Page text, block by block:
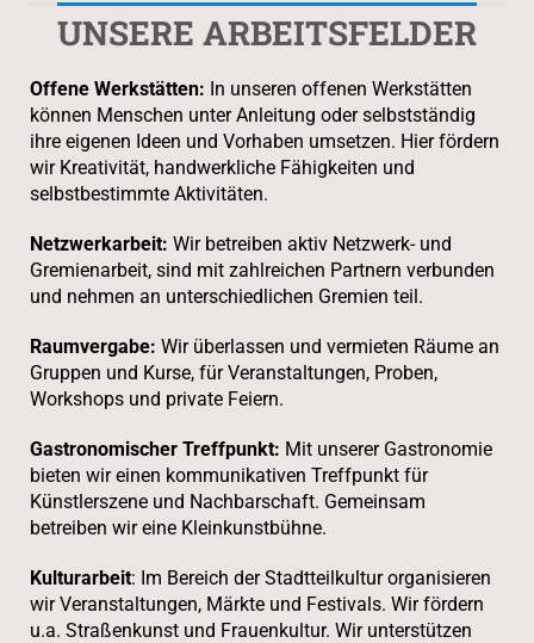
UNSERE ARBEITSFELDER
Offene Werkstätten: In unseren offenen Werkstätten
können Menschen unter Anleitung oder selbstständig
ihre eigenen Ideen und Vorhaben umsetzen. Hier fördern
wir Kreativität, handwerkliche Fähigkeiten und
selbstbestimmte Aktivitäten.
Netzwerkarbeit: Wir betreiben aktiv Netzwerk- und
Gremienarbeit, sind mit zahlreichen Partnern verbunden
und nehmen an unterschiedlichen Gremien teil.
Raumvergabe: Wir überlassen und vermieten Räume an
Gruppen und Kurse, für Veranstaltungen, Proben,
Workshops und private Feiern.
Gastronomischer Treffpunkt: Mit unserer Gastronomie
bieten wir einen kommunikativen Treffpunkt für
Künstlerszene und Nachbarschaft. Gemeinsam
betreiben wir eine Kleinkunstbühne.
Kulturarbeit: Im Bereich der Stadtteilkultur organisieren
wir Veranstaltungen, Märkte und Festivals. Wir fördern
u.a. Straßenkunst und Frauenkultur. Wir unterstützen